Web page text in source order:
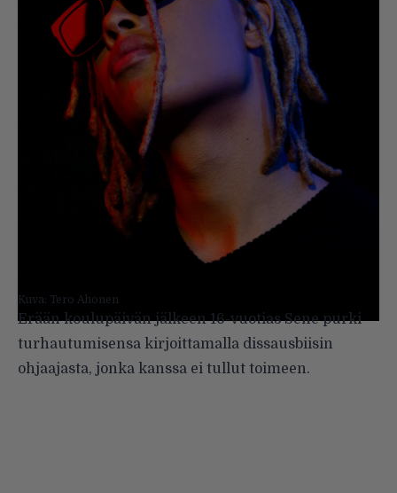
Kuva: Tero Ahonen
Erään koulupäivän jälkeen 16-vuotias Sene purki
turhautumisensa kirjoittamalla dissausbiisin
ohjaajasta, jonka kanssa ei tullut toimeen.